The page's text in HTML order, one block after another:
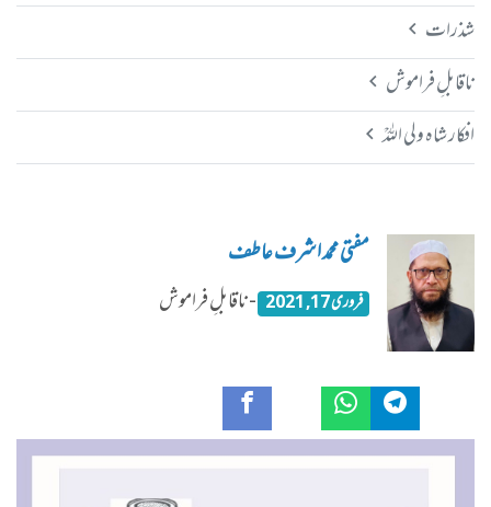
شذرات
ناقابلِ فراموش
افکار شاہ ولی اللہؒ
مفتی محمد اشرف عاطف
فروری 17, 2021 - ناقابلِ فراموش